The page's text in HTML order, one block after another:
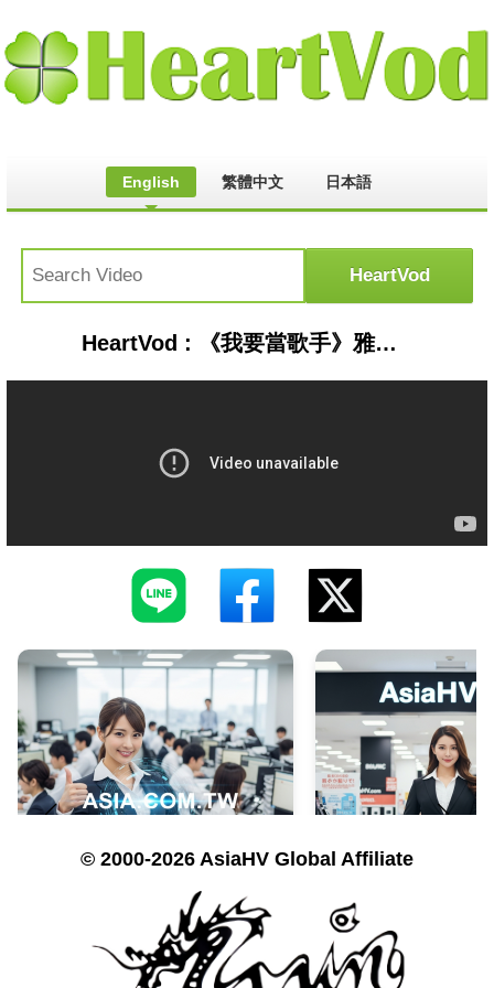
English 繁體中文 日本語
HeartVod : 《我要當歌手》雅 妮+吳克群( 男人女人+너귀엽다你好可愛 ) 片段
© 2000-2026 AsiaHV Global Affiliate